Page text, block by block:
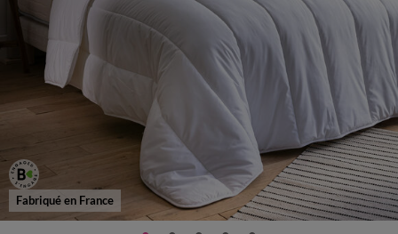
Fabriqué en France